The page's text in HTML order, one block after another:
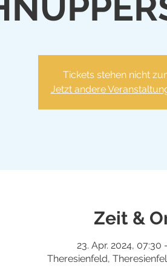
Tickets stehen nicht
Jetzt andere
Zeit &
23. Apr. 2024, 07:30
Theresienfeld,